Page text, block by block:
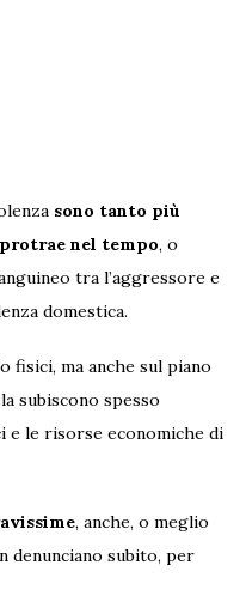
sono tanto più
nel tempo, o
tra l’aggressore e
domestica.
fisici, ma anche sul piano
subiscono spesso
e le risorse economiche di
, anche, o meglio
subito, per